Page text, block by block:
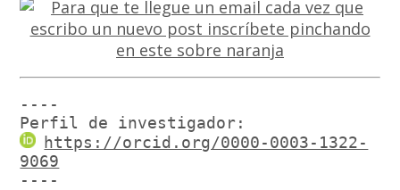
----
Perfil de investigador:
https://orcid.org/0000-0003-1322-
9069
----